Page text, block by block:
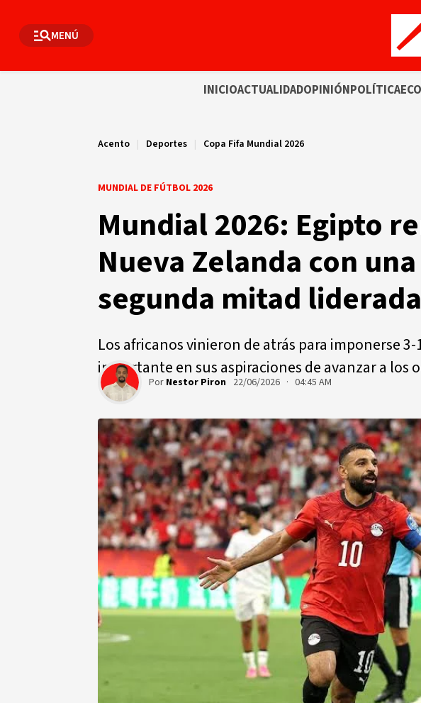
MENÚ
INICIOACTUALIDADOPINIÓNPOLÍTICA
Acento | Deportes | Copa Fifa Mundial 2026
MUNDIAL DE FÚTBOL 2026
Mundial 2026: Egipto
Nueva Zelanda con
segunda mitad
Los africanos vinieron de atrás para imponerse
importante en sus aspiraciones de avanzar a los
Por Nestor Piron 22/06/2026 · 04:45 AM